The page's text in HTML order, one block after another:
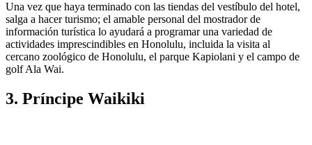
Una vez que haya terminado con las tiendas del vestíbulo del hotel,
salga a hacer turismo; el amable personal del mostrador de
información turística lo ayudará a programar una variedad de
actividades imprescindibles en Honolulu, incluida la visita al
cercano zoológico de Honolulu, el parque Kapiolani y el campo de
golf Ala Wai.
3. Príncipe Waikiki